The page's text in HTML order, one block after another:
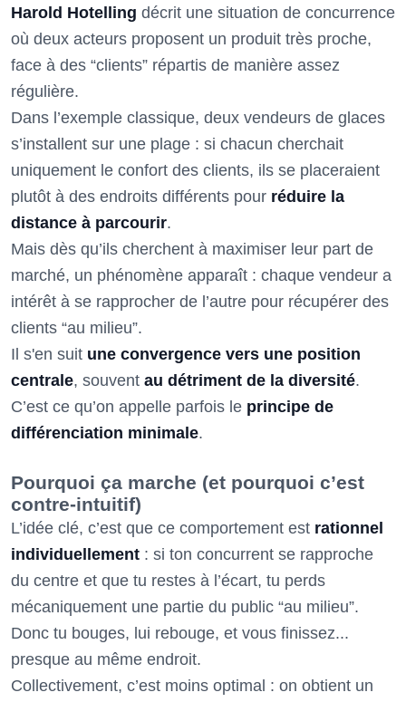
Harold Hotelling décrit une situation de concurrence
où deux acteurs proposent un produit très proche,
face à des “clients” répartis de manière assez
régulière.
Dans l’exemple classique, deux vendeurs de glaces
s’installent sur une plage : si chacun cherchait
uniquement le confort des clients, ils se placeraient
plutôt à des endroits différents pour réduire la
distance à parcourir.
Mais dès qu’ils cherchent à maximiser leur part de
marché, un phénomène apparaît : chaque vendeur a
intérêt à se rapprocher de l’autre pour récupérer des
clients “au milieu”.
Il s'en suit une convergence vers une position
centrale, souvent au détriment de la diversité.
C’est ce qu’on appelle parfois le principe de
différenciation minimale.
Pourquoi ça marche (et pourquoi c’est
contre-intuitif)
L’idée clé, c’est que ce comportement est rationnel
individuellement : si ton concurrent se rapproche
du centre et que tu restes à l’écart, tu perds
mécaniquement une partie du public “au milieu”.
Donc tu bouges, lui rebouge, et vous finissez...
presque au même endroit.
Collectivement, c’est moins optimal : on obtient un